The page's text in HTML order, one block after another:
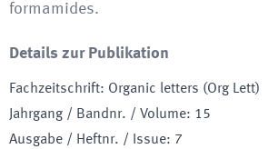
formamides.
Details zur Publikation
Fachzeitschrift: Organic letters (Org Lett)
Jahrgang / Bandnr. / Volume: 15
Ausgabe / Heftnr. / Issue: 7